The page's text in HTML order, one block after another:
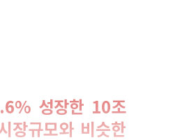
성장한 10조
장규모와 비슷한